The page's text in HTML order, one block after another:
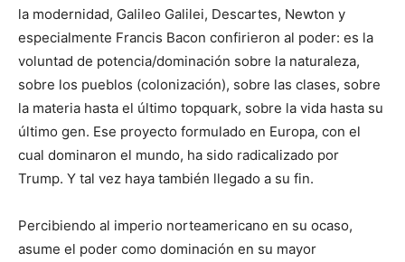
la modernidad, Galileo Galilei, Descartes, Newton y
especialmente Francis Bacon confirieron al poder: es la
voluntad de potencia/dominación sobre la naturaleza,
sobre los pueblos (colonización), sobre las clases, sobre
la materia hasta el último topquark, sobre la vida hasta su
último gen. Ese proyecto formulado en Europa, con el
cual dominaron el mundo, ha sido radicalizado por
Trump. Y tal vez haya también llegado a su fin.
Percibiendo al imperio norteamericano en su ocaso,
asume el poder como dominación en su mayor